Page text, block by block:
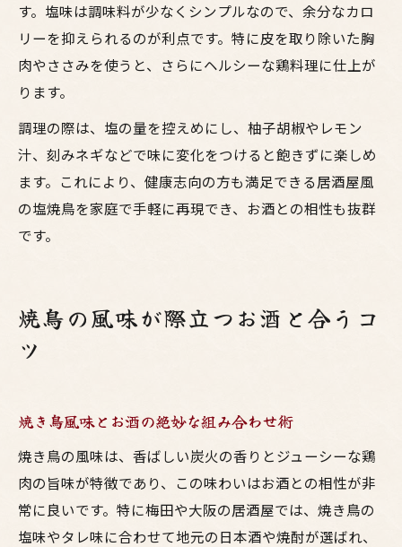
す。塩味は調味料が少なくシンプルなので、余分なカロ
リーを抑えられるのが利点です。特に皮を取り除いた胸
肉やささみを使うと、さらにヘルシーな鶏料理に仕上が
ります。
調理の際は、塩の量を控えめにし、柚子胡椒やレモン
汁、刻みネギなどで味に変化をつけると飽きずに楽しめ
ます。これにより、健康志向の方も満足できる居酒屋風
の塩焼鳥を家庭で手軽に再現でき、お酒との相性も抜群
です。
焼鳥の風味が際立つお酒と合うコ
ツ
焼き鳥風味とお酒の絶妙な組み合わせ術
焼き鳥の風味は、香ばしい炭火の香りとジューシーな鶏
肉の旨味が特徴であり、この味わいはお酒との相性が非
常に良いです。特に梅田や大阪の居酒屋では、焼き鳥の
塩味やタレ味に合わせて地元の日本酒や焼酎が選ばれ、